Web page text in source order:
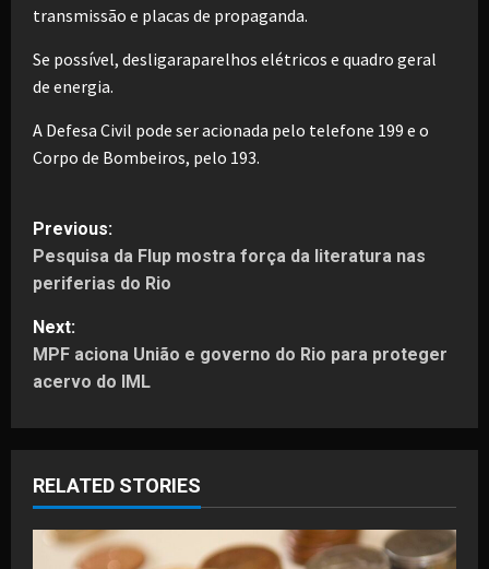
transmissão e placas de propaganda.
Se possível, desligaraparelhos elétricos e quadro geral
de energia.
A Defesa Civil pode ser acionada pelo telefone 199 e o
Corpo de Bombeiros, pelo 193.
P
o
s
t
a
v
i
Previous:
Pesquisa da Flup mostra força da literatura nas
periferias do Rio
Next:
MPF aciona União e governo do Rio para proteger
acervo do IML
RELATED STORIES